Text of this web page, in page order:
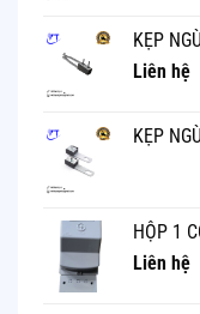
KẸP
Liên hệ
KẸP
HỘP 1
Liên hệ